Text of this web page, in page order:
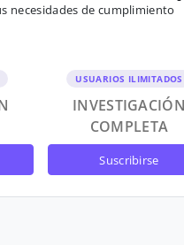
necesidades de cumplimiento
USUARIOS ILIMITADOS
COMPLETA
suscribirse